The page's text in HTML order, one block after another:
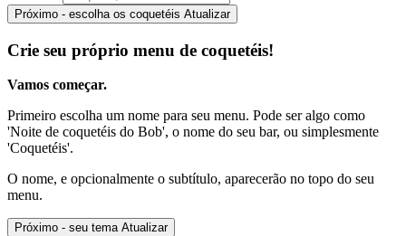
Próximo - escolha os coquetéis Atualizar
Crie seu próprio menu de coquetéis!
Vamos começar.
Primeiro escolha um nome para seu menu. Pode ser algo como
'Noite de coquetéis do Bob', o nome do seu bar, ou simplesmente
'Coquetéis'.
O nome, e opcionalmente o subtítulo, aparecerão no topo do seu
menu.
Próximo - seu tema Atualizar